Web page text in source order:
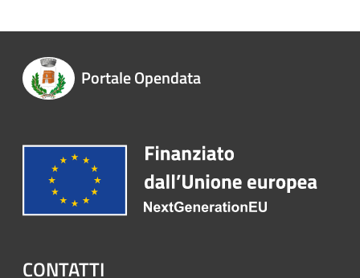
Portale Opendata
CONTATTI